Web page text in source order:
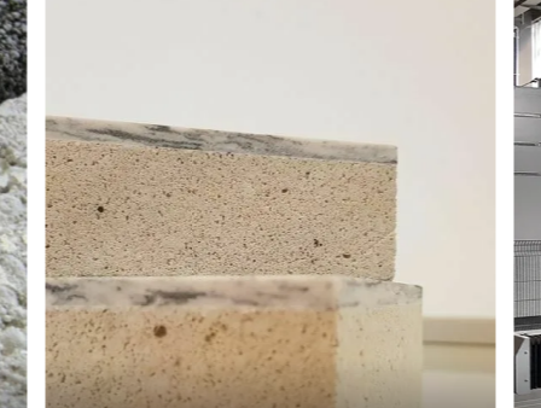
procedente de fuentes renovables,
dotado de un grosor de entre 2 y 4 cm.
Este panel se ha diseñado con el fin de
acoplarse a las tablas de aglomerado
de cuarzo BretonStone, con el que
comparte el mismo coeficiente de
expansión térmica.
Una solución ideal para aplicaciones en
el mundo del diseño de interiores y la
arquitectura, gracias a sus